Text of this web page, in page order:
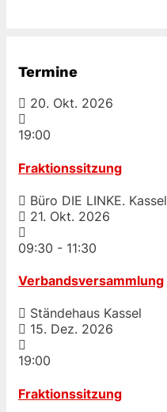
Termine
20. Okt. 2026
19:00
Fraktionssitzung
Büro DIE LINKE. Kassel
21. Okt. 2026
09:30 - 11:30
Verbandsversammlung
Ständehaus Kassel
15. Dez. 2026
19:00
Fraktionssitzung